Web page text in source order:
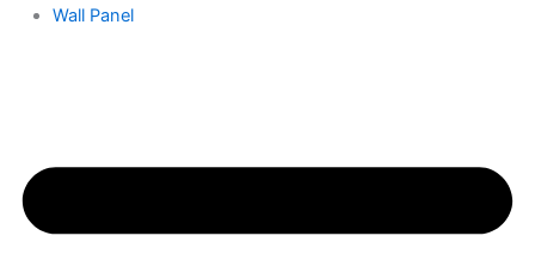
Wall Panel